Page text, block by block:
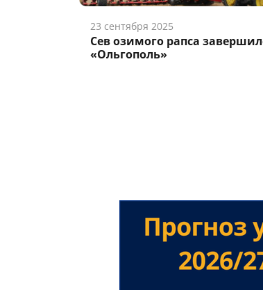
23 сентября 2025
Сев озимого рапса
«Ольгополь»